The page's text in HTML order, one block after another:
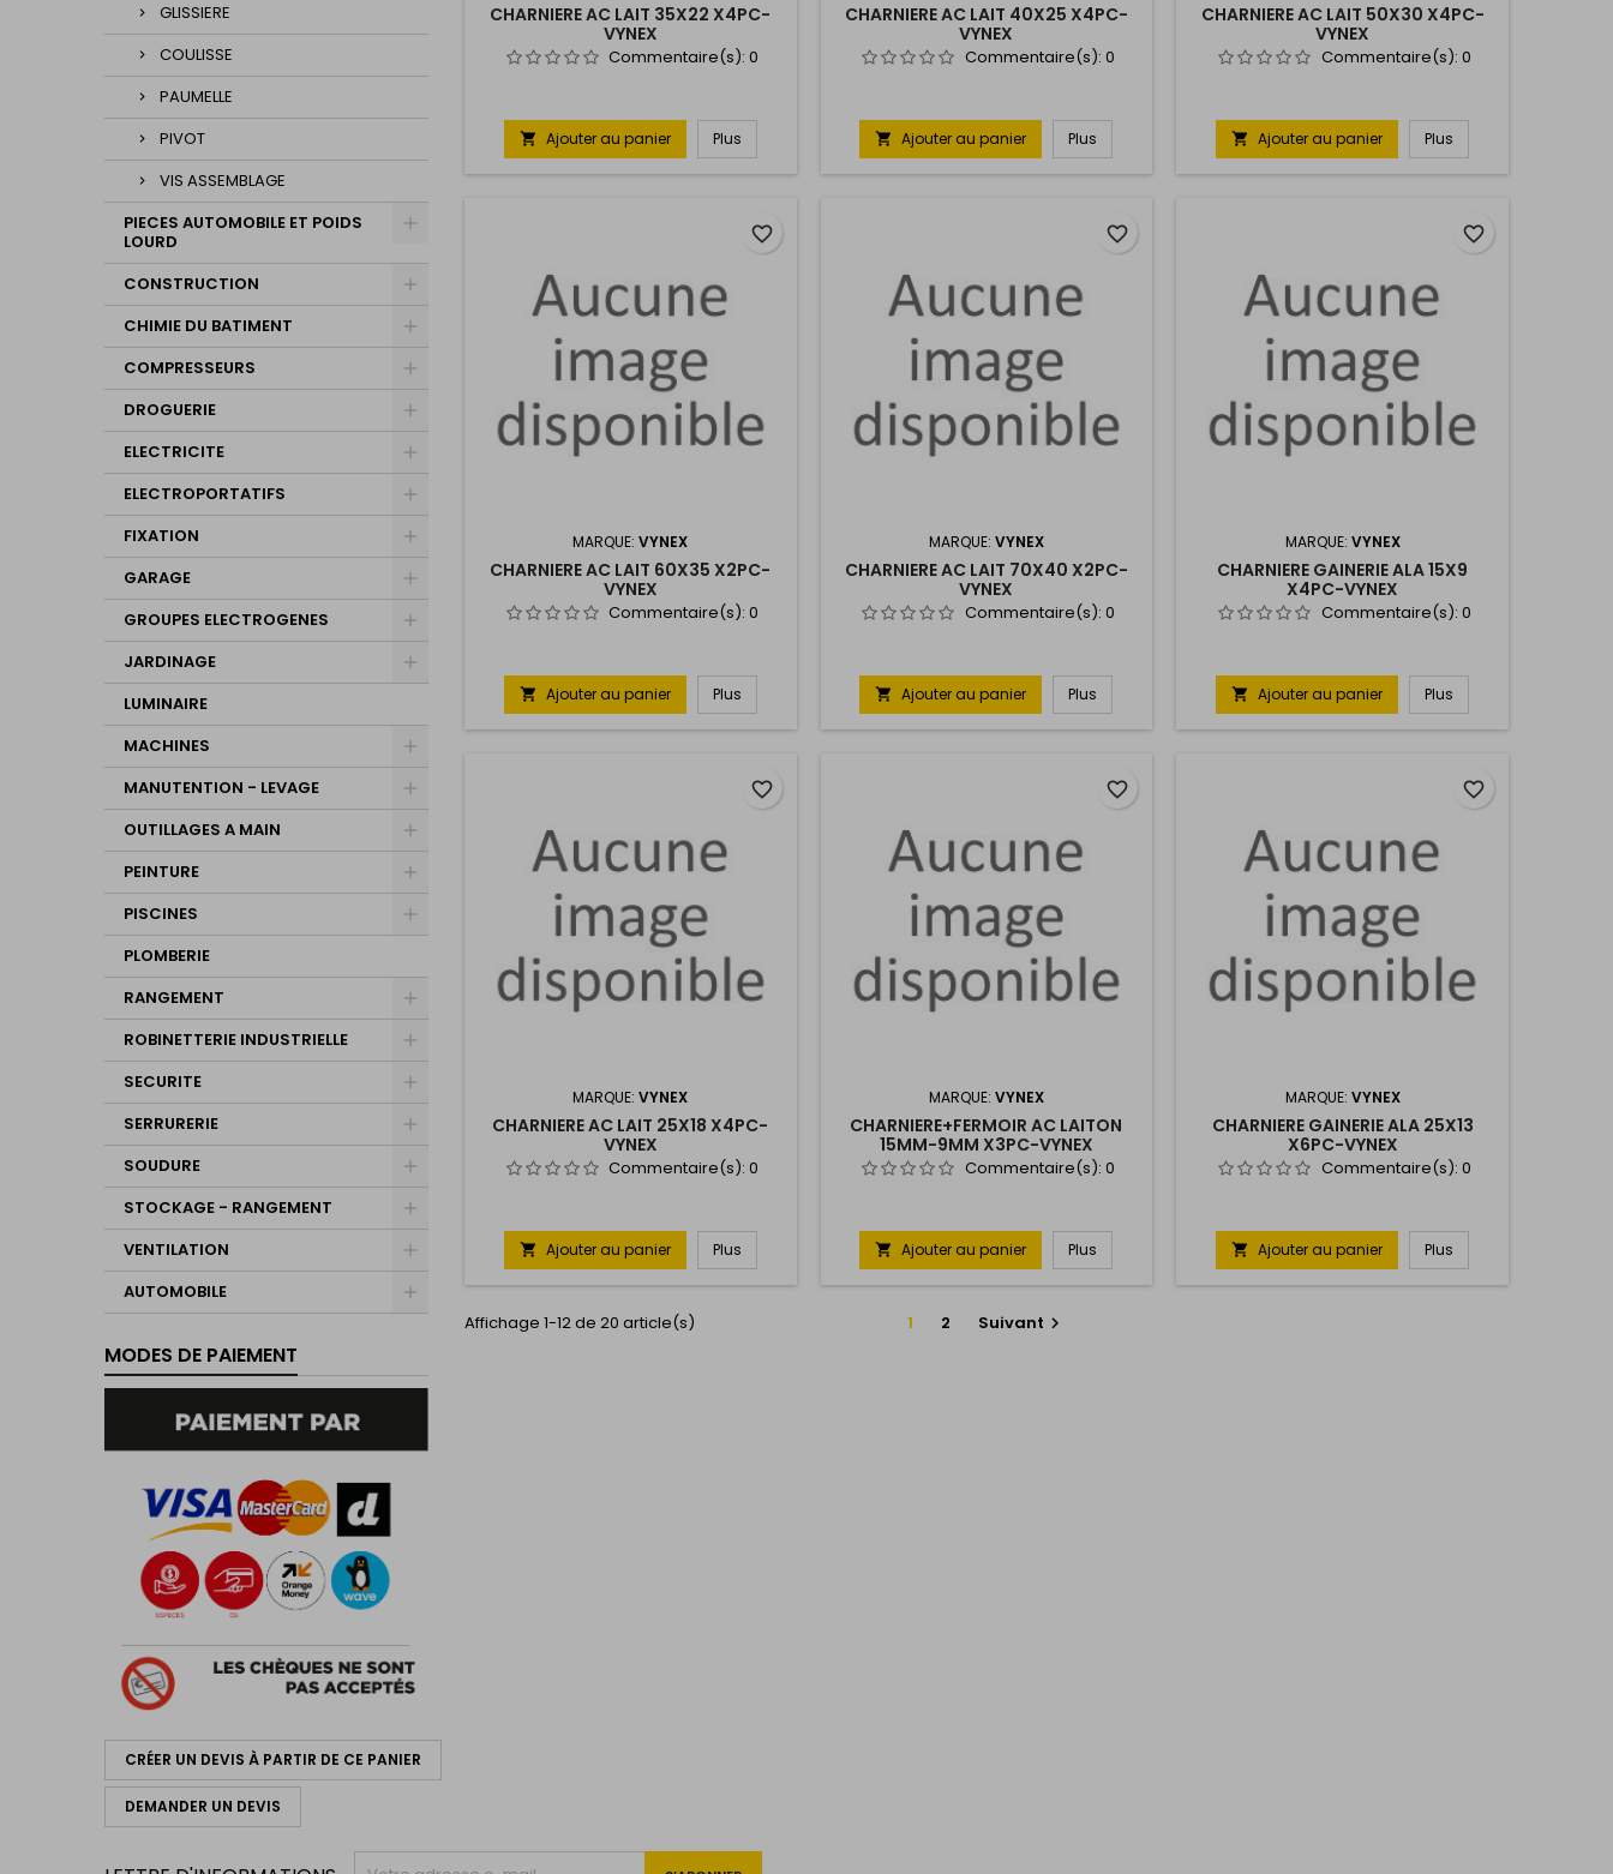
GLISSIERE
COULISSE
PAUMELLE
PIVOT
VIS ASSEMBLAGE
PIECES AUTOMOBILE ET POIDS
LOURD
CONSTRUCTION
CHIMIE DU BATIMENT
COMPRESSEURS
DROGUERIE
ELECTRICITE
ELECTROPORTATIFS
FIXATION
GARAGE
GROUPES ELECTROGENES
JARDINAGE
LUMINAIRE
MACHINES
MANUTENTION - LEVAGE
OUTILLAGES A MAIN
PEINTURE
PISCINES
PLOMBERIE
RANGEMENT
ROBINETTERIE INDUSTRIELLE
SECURITE
SERRURERIE
SOUDURE
STOCKAGE - RANGEMENT
VENTILATION
AUTOMOBILE
MODES DE PAIEMENT
CRÉER UN DEVIS À PARTIR DE CE PANIER
DEMANDER UN DEVIS
CHARNIERE AC LAIT 35X22 X4PC-
VYNEX
Commentaire(s):0
 Ajouter au panier Plus
CHARNIERE AC LAIT 40X25 X4PC-
VYNEX
Commentaire(s): 0
 Ajouter au panier Plus
CHARNIERE AC LAIT 50X30 X4PC-
VYNEX
Commentaire(s): 0
 Ajouter au panier Plus
MARQUE:VYNEX
CHARNIERE AC LAIT 60X35 X2PC-
VYNEX
Commentaire(s):0
 Ajouter au panier Plus
favorite_border
MARQUE: VYNEX
CHARNIERE AC LAIT 70X40 X2PC-
VYNEX
Commentaire(s): 0
 Ajouter au panier Plus
favorite_border
MARQUE: VYNEX
CHARNIERE GAINERIE ALA 15X9
X4PC-VYNEX
Commentaire(s): 0
 Ajouter au panier Plus
favorite_border
MARQUE:VYNEX
CHARNIERE AC LAIT 25X18 X4PC-
VYNEX
Commentaire(s):0
 Ajouter au panier Plus
favorite_border
MARQUE: VYNEX
CHARNIERE+FERMOIR AC LAITON
15MM-9MM X3PC-VYNEX
Commentaire(s): 0
 Ajouter au panier Plus
favorite_border
MARQUE: VYNEX
CHARNIERE GAINERIE ALA 25X13
X6PC-VYNEX
Commentaire(s): 0
 Ajouter au panier Plus
favorite_border
Affichage 1-12 de 20 article(s) 1 2 Suivant 